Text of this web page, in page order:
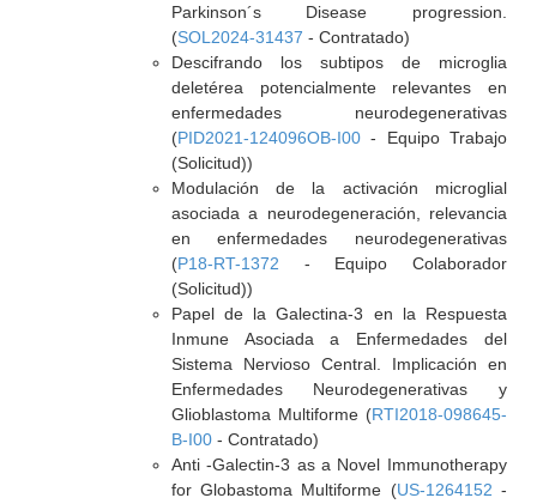
Parkinson´s Disease progression.
(SOL2024-31437 - Contratado)
Descifrando los subtipos de microglia
deletérea potencialmente relevantes en
enfermedades neurodegenerativas
(PID2021-124096OB-I00- Equipo Trabajo
(Solicitud))
Modulación de la activación microglial
asociada a neurodegeneración, relevancia
en enfermedades neurodegenerativas
(P18-RT-1372 - Equipo Colaborador
(Solicitud))
Papel de la Galectina-3 en la Respuesta
Inmune Asociada a Enfermedades del
Sistema Nervioso Central. Implicación en
Enfermedades Neurodegenerativas y
Glioblastoma Multiforme (RTI2018-098645-
B-I00- Contratado)
Anti -Galectin-3 as a Novel Immunotherapy
for Globastoma Multiforme (US-1264152 -